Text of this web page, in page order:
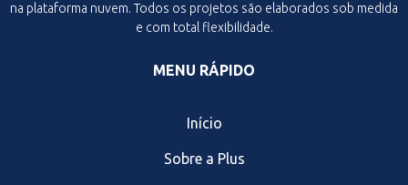
na plataforma nuvem. Todos os projetos são elaborados sob medida
e com total flexibilidade.
MENU RÁPIDO
Início
Sobre a Plus